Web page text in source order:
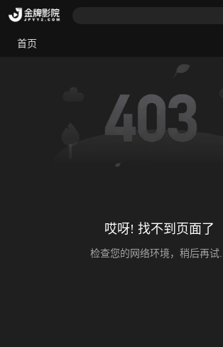
首页
哎呀! 找不到页面了
检查您的网络环境，稍后再试...